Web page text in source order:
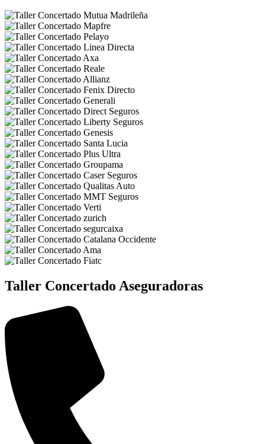
Taller Concertado Aseguradoras